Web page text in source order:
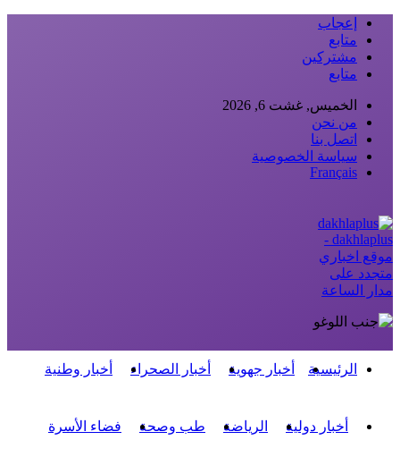
إعجاب
متابع
مشتركين
متابع
الخميس, غشت 6, 2026
من نحن
اتصل بنا
سياسة الخصوصية
Français
dakhlaplus -
موقع اخباري
متجدد على
مدار الساعة
الرئيسية أخبار جهوية أخبار الصحراء أخبار وطنية
أخبار دولية الرياضة طب وصحة فضاء الأسرة